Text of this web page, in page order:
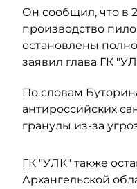
Он сообщил, что в
производство
остановлены
заявил глава ГК
По словам
антироссийских
гранулы из-за
ГК "УЛК" также
Архангельской